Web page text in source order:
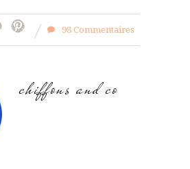
98 Commentaires
chiffons and co